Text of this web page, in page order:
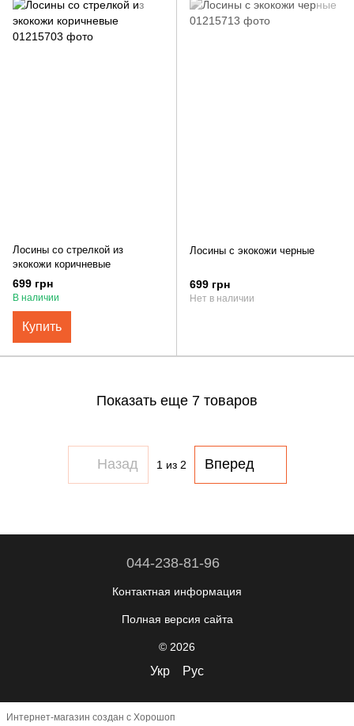
Лосины со стрелкой из
экокожи коричневые
699 грн
В наличии
Купить
Лосины с экокожи черные
699 грн
Нет в наличии
Показать еще 7 товаров
Назад 1 из 2 Вперед
044-238-81-96
Контактная информация
Полная версия сайта
© 2026
Укр Рус
Интернет-магазин создан с Хорошоп